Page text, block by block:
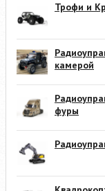
Трофи и
камерой
фуры